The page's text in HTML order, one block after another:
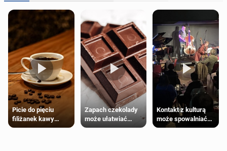
Picie do pięciu
filiżanek kawy
dziennie jest
Zapach czekolady
może ułatwiać
trening siłowy
Kontakt z kulturą
może spowalniać
starzenie